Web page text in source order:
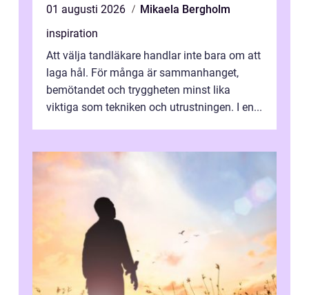
01 augusti 2026
Mikaela Bergholm
inspiration
Att välja tandläkare handlar inte bara om att
laga hål. För många är sammanhanget,
bemötandet och tryggheten minst lika
viktiga som tekniken och utrustningen. I en...